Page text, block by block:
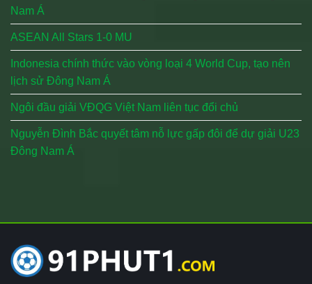
Nam Á
ASEAN All Stars 1-0 MU
Indonesia chính thức vào vòng loại 4 World Cup, tạo nên
lịch sử Đông Nam Á
Ngôi đầu giải VĐQG Việt Nam liên tục đổi chủ
Nguyễn Đình Bắc quyết tâm nỗ lực gấp đôi để dự giải U23
Đông Nam Á